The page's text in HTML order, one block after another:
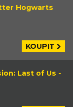
Hogwarts
KOUPIT
Last of Us -